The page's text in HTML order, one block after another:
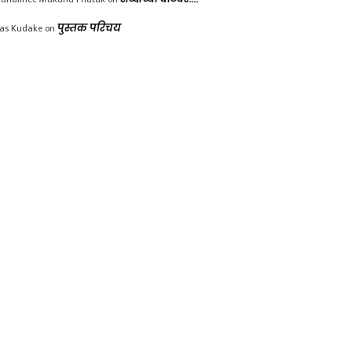
Kudake on पुस्तक परिचय